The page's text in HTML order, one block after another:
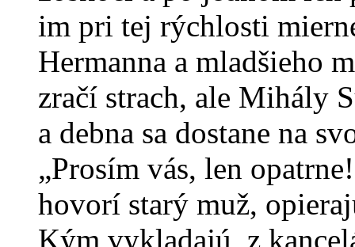
im pri tej rýchlosti
Hermanna a mladšieho
zračí strach, ale Mihály
a debna sa dostane na
„Prosím vás, len
hovorí starý muž,
Kým vykladajú, z